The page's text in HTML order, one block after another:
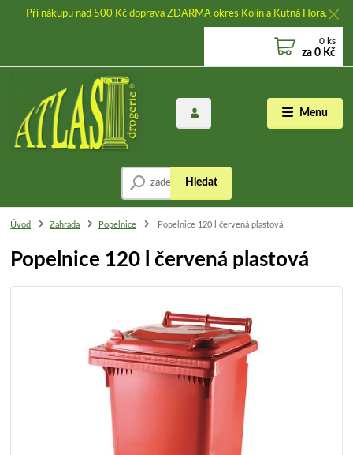
Při nákupu nad 500 Kč doprava ZDARMA okres Kolín a Kutná Hora.
Menu
Hledat
0 ks
za 0 Kč
Úvod Zahrada Popelnice Popelnice 120 l červená plastová
Popelnice 120 l červená plastová